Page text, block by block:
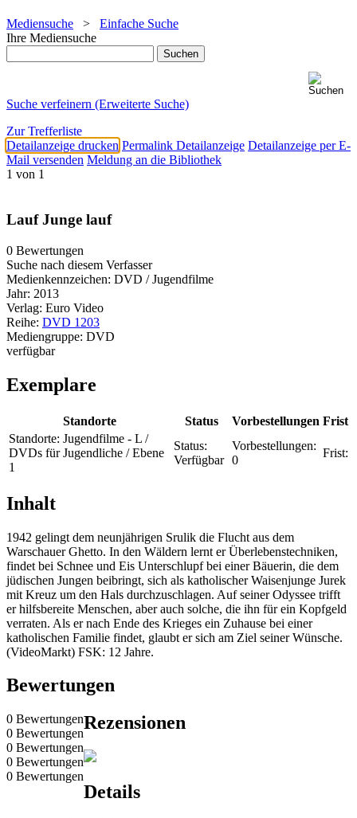
Mediensuche > Einfache Suche
Ihre Mediensuche
Suche verfeinern (Erweiterte Suche)
Zur Trefferliste
Detailanzeige drucken Permalink Detailanzeige Detailanzeige per E-
Mail versenden Meldung an die Bibliothek
1 von 1
Lauf Junge lauf
0 Bewertungen
Suche nach diesem Verfasser
Medienkennzeichen: DVD / Jugendfilme
Jahr: 2013
Verlag: Euro Video
Reihe: DVD 1203
Mediengruppe: DVD
verfügbar
Exemplare
Standorte Status Vorbestellungen Frist
Standorte: Jugendfilme - L /
DVDs für Jugendliche / Ebene
1
Status:
Verfügbar
Vorbestellungen:
0
Frist:
Inhalt
1942 gelingt dem neunjährigen Srulik die Flucht aus dem
Warschauer Ghetto. In den Wäldern lernt er Überlebenstechniken,
findet bei Schnee und Eis Unterschlupf bei einer Bäuerin, die dem
jüdischen Jungen beibringt, sich als katholischer Waisenjunge Jurek
mit Kreuz um den Hals durchzuschlagen. Auf seiner Odyssee trifft
er hilfsbereite Menschen, aber auch solche, die ihn für ein Kopfgeld
verraten. Als er nach Ende des Krieges ein Zuhause bei einer
katholischen Familie findet, glaubt er sich am Ziel seiner Wünsche.
(VideoMarkt) FSK: 12 Jahre.
Bewertungen
0 Bewertungen
0 Bewertungen
0 Bewertungen
0 Bewertungen
0 Bewertungen
Rezensionen
Details